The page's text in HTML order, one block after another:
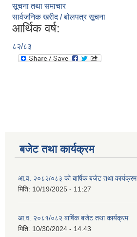
सूचना तथा समाचार
सार्वजनिक खरीद / बोलपत्र सूचना
आर्थिक वर्ष:
८२/८३
बजेट तथा कार्यक्रम
आ.व. २०८२/०८३ को बार्षिक बजेट तथा कार्यक्रम
मिति: 10/19/2025 - 11:27
आ.व. २०८१/०८२ बार्षिक बजेट तथा कार्यक्रम
मिति: 10/30/2024 - 14:43